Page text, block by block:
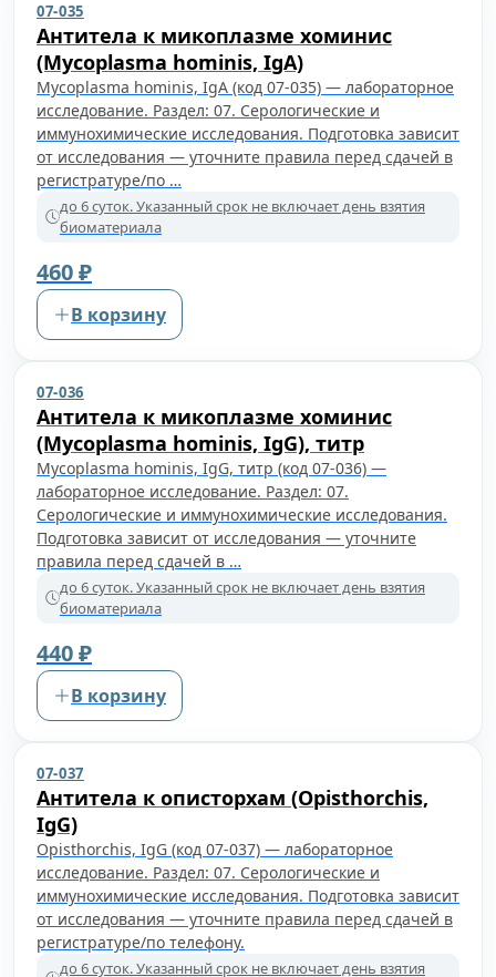
07-035
Антитела к микоплазме хоминис
(Mycoplasma hominis, IgA)
Mycoplasma hominis, IgA (код 07-035) — лабораторное
исследование. Раздел: 07. Серологические и
иммунохимические исследования. Подготовка зависит
от исследования — уточните правила перед сдачей в
регистратуре/по …
до 6 суток. Указанный срок не включает день взятия
биоматериала
460 ₽
В корзину
07-036
Антитела к микоплазме хоминис
(Mycoplasma hominis, IgG), титр
Mycoplasma hominis, IgG, титр (код 07-036) —
лабораторное исследование. Раздел: 07.
Серологические и иммунохимические исследования.
Подготовка зависит от исследования — уточните
правила перед сдачей в …
до 6 суток. Указанный срок не включает день взятия
биоматериала
440 ₽
В корзину
07-037
Антитела к описторхам (Opisthorchis,
IgG)
Opisthorchis, IgG (код 07-037) — лабораторное
исследование. Раздел: 07. Серологические и
иммунохимические исследования. Подготовка зависит
от исследования — уточните правила перед сдачей в
регистратуре/по телефону.
до 6 суток. Указанный срок не включает день взятия